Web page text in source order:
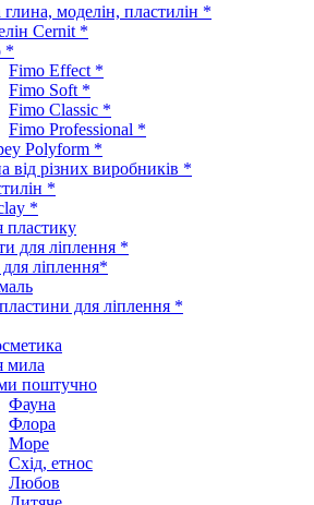
моделін, пластилін *
Cernit *
*
Fimo Effect *
Fimo Soft *
Fimo Classic *
Fimo Professional *
Polyform *
від різних виробників *
*
*
для ліплення *
ліплення*
для ліплення *
мила
поштучно
Фауна
Флора
Море
Схід, етнос
Любов